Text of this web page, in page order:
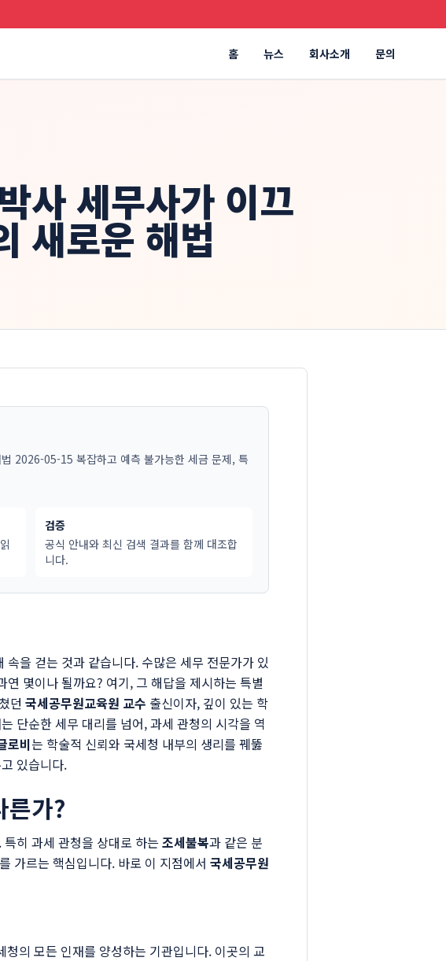
홈 뉴스 회사소개 문의
사 세무사가 이끄
새로운 해법
2026-05-15 복잡하고 예측 불가능한 세금 문제, 특
검증
공식 안내와 최신 검색 결과를 함께 대조합
니다.
속을 걷는 것과 같습니다. 수많은 세무 전문가가 있
몇이나 될까요? 여기, 그 해답을 제시하는 특별
던 국세공무원교육원 교수 출신이자, 깊이 있는 학
단순한 세무 대리를 넘어, 과세 관청의 시각을 역
로비는 학술적 신뢰와 국세청 내부의 생리를 꿰뚫
있습니다.
가?
히 과세 관청을 상대로 하는 조세불복과 같은 분
가르는 핵심입니다. 바로 이 지점에서 국세공무원
의 모든 인재를 양성하는 기관입니다. 이곳의 교